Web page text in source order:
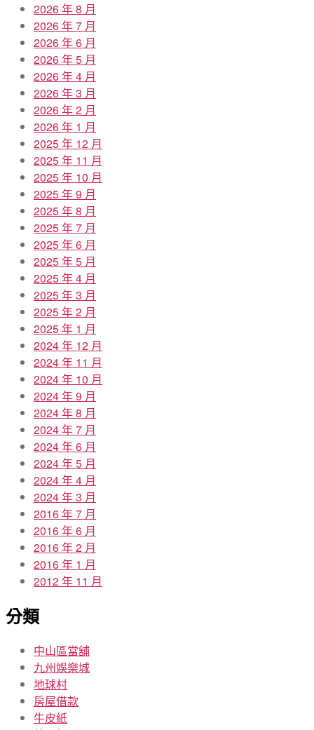
2026 年 8 月
2026 年 7 月
2026 年 6 月
2026 年 5 月
2026 年 4 月
2026 年 3 月
2026 年 2 月
2026 年 1 月
2025 年 12 月
2025 年 11 月
2025 年 10 月
2025 年 9 月
2025 年 8 月
2025 年 7 月
2025 年 6 月
2025 年 5 月
2025 年 4 月
2025 年 3 月
2025 年 2 月
2025 年 1 月
2024 年 12 月
2024 年 11 月
2024 年 10 月
2024 年 9 月
2024 年 8 月
2024 年 7 月
2024 年 6 月
2024 年 5 月
2024 年 4 月
2024 年 3 月
2016 年 7 月
2016 年 6 月
2016 年 2 月
2016 年 1 月
2012 年 11 月
分類
中山區當舖
九州娛樂城
地球村
房屋借款
牛皮紙